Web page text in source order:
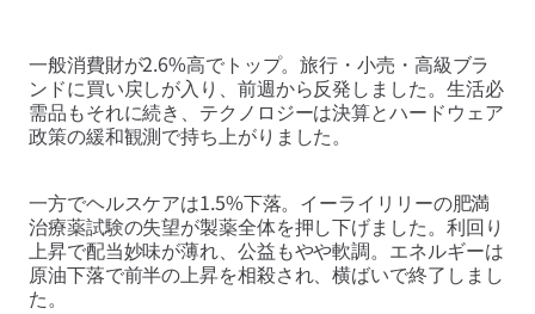
一般消費財が2.6%高でトップ。旅行・小売・高級ブラ
ンドに買い戻しが入り、前週から反発しました。生活必
需品もそれに続き、テクノロジーは決算とハードウェア
政策の緩和観測で持ち上がりました。
一方でヘルスケアは1.5%下落。イーライリリーの肥満
治療薬試験の失望が製薬全体を押し下げました。利回り
上昇で配当妙味が薄れ、公益もやや軟調。エネルギーは
原油下落で前半の上昇を相殺され、横ばいで終了しまし
た。